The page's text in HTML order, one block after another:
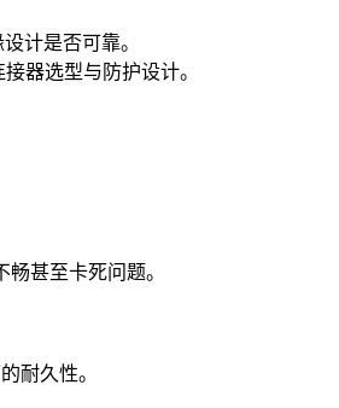
计是否可靠。
器选型与防护设计。
甚至卡死问题。
耐久性。